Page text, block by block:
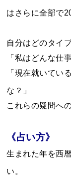
はさらに全部で
自分はどのタイ
「私はどんな仕
「現在就いてい
な？」
これらの疑問へ
《占い方》
生まれた年を西
い。